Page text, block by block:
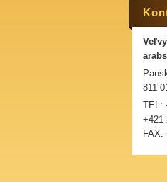
811
TEL:
+421
FAX: